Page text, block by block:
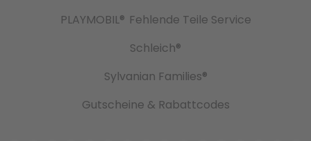
PLAYMOBIL® Fehlende Teile Service
Schleich®
Sylvanian Families®
Gutscheine & Rabattcodes